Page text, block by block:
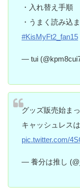
・入れ替え手順
・うまく読み込
#KisMyFt2_fan15
— tui
グッズ販売始ま
キャッシュレス
pic.twitter.com/
— 養分は推し